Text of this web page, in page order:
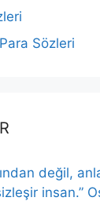
Sözleri
değil,
insan.”